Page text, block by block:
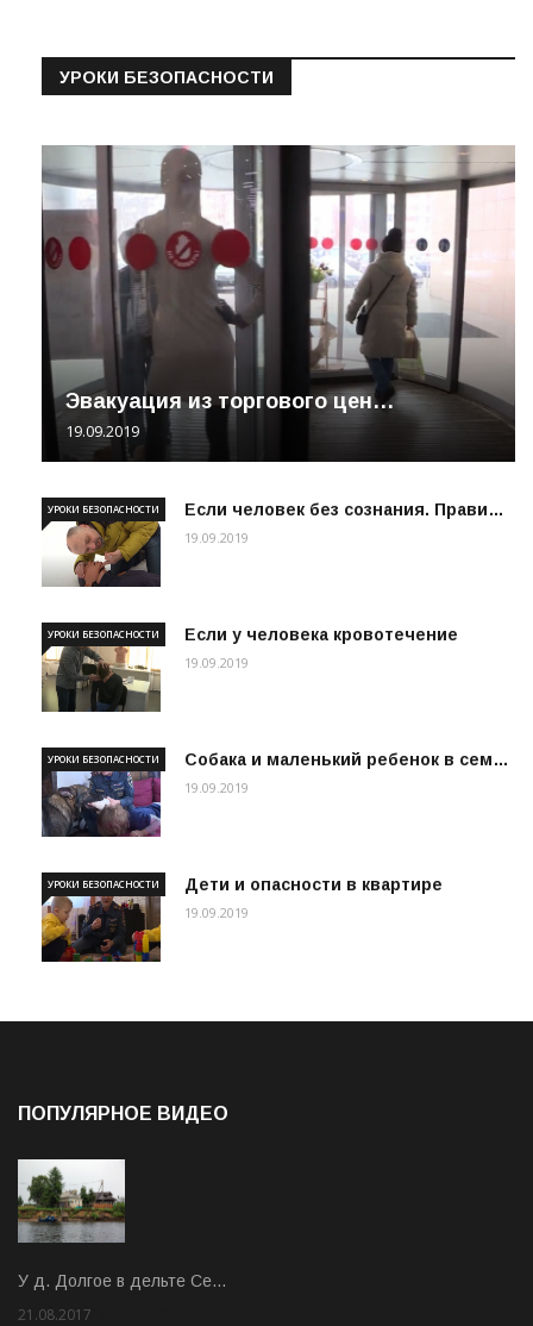
УРОКИ БЕЗОПАСНОСТИ
Эвакуация из торгового цен…
19.09.2019
Если человек без сознания. Прави…
УРОКИ БЕЗОПАСНОСТИ
19.09.2019
Если у человека кровотечение
УРОКИ БЕЗОПАСНОСТИ
19.09.2019
Собака и маленький ребенок в сем…
УРОКИ БЕЗОПАСНОСТИ
19.09.2019
Дети и опасности в квартире
УРОКИ БЕЗОПАСНОСТИ
19.09.2019
ПОПУЛЯРНОЕ ВИДЕО
У д. Долгое в дельте Се…
21.08.2017